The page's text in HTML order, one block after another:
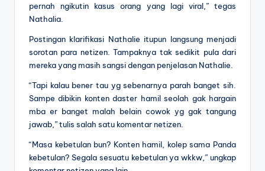
pernah ngikutin kasus orang yang lagi viral,” tegas
Nathalia.
Postingan klarifikasi Nathalie itupun langsung menjadi
sorotan para netizen. Tampaknya tak sedikit pula dari
mereka yang masih sangsi dengan penjelasan Nathalie.
“Tapi kalau bener tau yg sebenarnya parah banget sih.
Sampe dibikin konten daster hamil seolah gak hargain
mba er banget malah belain cowok yg gak tangung
jawab,” tulis salah satu komentar netizen.
“Masa kebetulan bun? Konten hamil, kolep sama Panda
kebetulan? Segala sesuatu kebetulan ya wkkw,” ungkap